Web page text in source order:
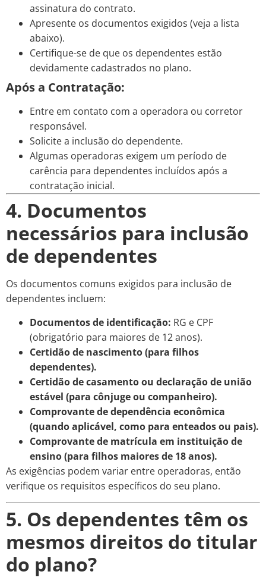
assinatura do contrato.
Apresente os documentos exigidos (veja a lista
abaixo).
Certifique-se de que os dependentes estão
devidamente cadastrados no plano.
Após a Contratação:
Entre em contato com a operadora ou corretor
responsável.
Solicite a inclusão do dependente.
Algumas operadoras exigem um período de
carência para dependentes incluídos após a
contratação inicial.
4. Documentos
necessários para inclusão
de dependentes
Os documentos comuns exigidos para inclusão de
dependentes incluem:
Documentos de identificação: RG e CPF
(obrigatório para maiores de 12 anos).
Certidão de nascimento (para filhos
dependentes).
Certidão de casamento ou declaração de união
estável (para cônjuge ou companheiro).
Comprovante de dependência econômica
(quando aplicável, como para enteados ou pais).
Comprovante de matrícula em instituição de
ensino (para filhos maiores de 18 anos).
As exigências podem variar entre operadoras, então
verifique os requisitos específicos do seu plano.
5. Os dependentes têm os
mesmos direitos do titular
do plano?